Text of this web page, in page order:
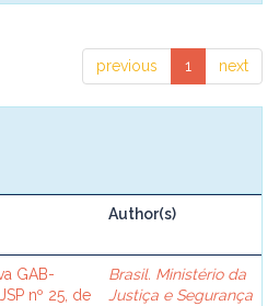
previous 1 next
Author(s)
GAB-
nº 25, de
Brasil. Ministério da
Justiça e Segurança